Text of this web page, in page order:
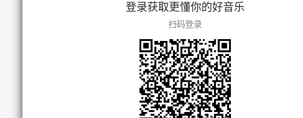
登录获取更懂你的好音乐
扫码登录